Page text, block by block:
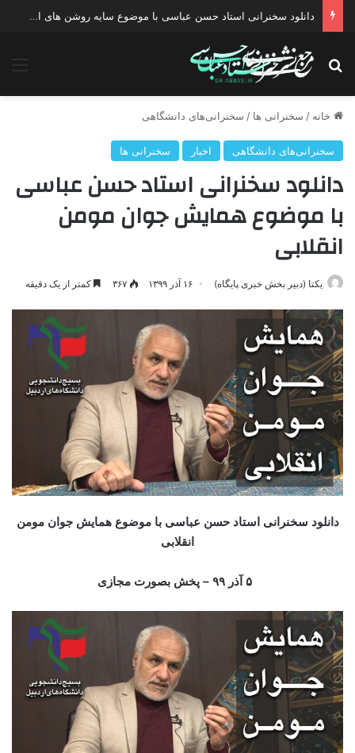
دانلود سخنرانی استاد حسن عباسی با موضوع چهار انتخاب ۱۴۰۰
جستجو برای
خانه / سخنرانی ها / سخنرانی‌های دانشگاهی
سخنرانی‌های دانشگاهی اخبار سخنرانی ها
دانلود سخنرانی استاد حسن عباسی
با موضوع همایش جوان مومن
انقلابی
یکتا (دبیر بخش خبری پایگاه) ۱۶ آذر ۱۳۹۹ ۳۶۷ کمتر از یک دقیقه
دانلود سخنرانی استاد حسن عباسی با موضوع همایش جوان مومن
انقلابی
۵ آذر ۹۹ – پخش بصورت مجازی